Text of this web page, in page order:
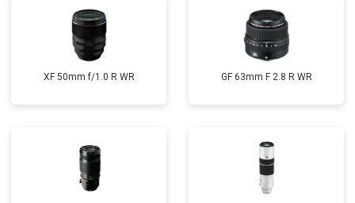
XF 50mm f/1.0 R WR GF 63mm F 2.8 R WR